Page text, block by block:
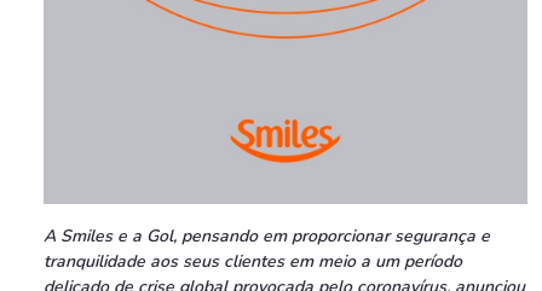
A Smiles e a Gol, pensando em proporcionar segurança e
tranquilidade aos seus clientes em meio a um período